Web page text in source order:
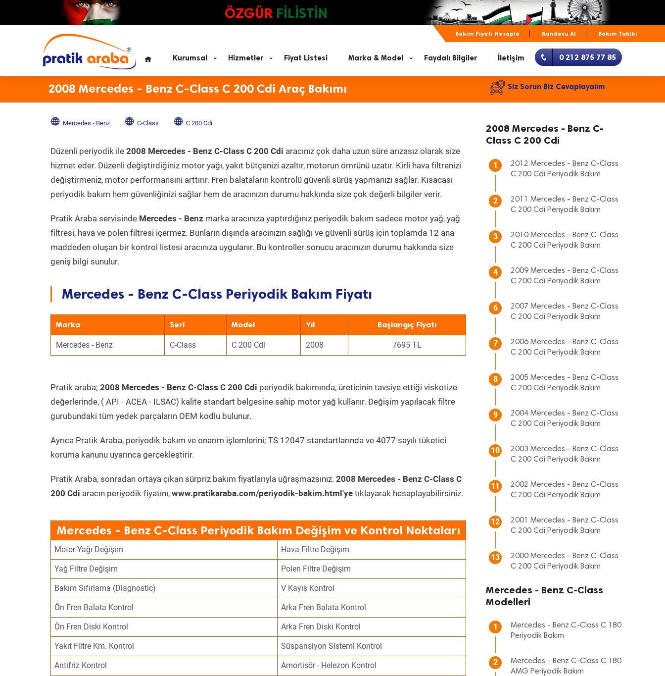
ÖZGÜR FİLİSTİN
Bakım Fiyatı Hesapla Randevu Al Bakım Takibi
Kurumsal Hizmetler Fiyat Listesi Marka & Model Faydalı Bilgiler İletişim 0 212 875 77 85
2008 Mercedes - Benz C-Class C 200 Cdi Araç Bakımı Siz Sorun Biz Cevaplayalım
Mercedes - Benz C-Class C 200 Cdi
Düzenli periyodik ile 2008 Mercedes - Benz C-Class C 200 Cdi aracınız çok daha uzun süre arızasız olarak size
hizmet eder. Düzenli değiştirdiğiniz motor yağı, yakıt bütçenizi azaltır, motorun ömrünü uzatır. Kirli hava filtrenizi
değiştirmeniz, motor performansını arttırır. Fren balataların kontrolü güvenli sürüş yapmanızı sağlar. Kısacası
periyodik bakım hem güvenliğinizi sağlar hem de aracınızın durumu hakkında size çok değerli bilgiler verir.
Pratik Araba servisinde Mercedes - Benz marka aracınıza yaptırdığınız periyodik bakım sadece motor yağ, yağ
filtresi, hava ve polen filtresi içermez. Bunların dışında aracınızın sağlığı ve güvenli sürüş için toplamda 12 ana
maddeden oluşan bir kontrol listesi aracınıza uygulanır. Bu kontroller sonucu aracınızın durumu hakkında size
geniş bilgi sunulur.
Mercedes - Benz C-Class Periyodik Bakım Fiyatı
Marka Seri Model Yıl Başlangıç Fiyatı
Mercedes - Benz C-Class C 200 Cdi 2008 7695 TL
Pratik araba; 2008 Mercedes - Benz C-Class C 200 Cdi periyodik bakımında, üreticinin tavsiye ettiği viskotize
değerlerinde, ( API - ACEA - ILSAC) kalite standart belgesine sahip motor yağ kullanır. Değişim yapılacak filtre
gurubundaki tüm yedek parçaların OEM kodlu bulunur.
Ayrıca Pratik Araba, periyodik bakım ve onarım işlemlerini; TS 12047 standartlarında ve 4077 sayılı tüketici
koruma kanunu uyarınca gerçekleştirir.
Pratik Araba, sonradan ortaya çıkan sürpriz bakım fiyatlarıyla uğraşmazsınız. 2008 Mercedes - Benz C-Class C
200 Cdi aracın periyodik fiyatını, www.pratikaraba.com/periyodik-bakim.html'ye tıklayarak hesaplayabilirsiniz.
Mercedes - Benz C-Class Periyodik Bakım Değişim ve Kontrol Noktaları
Motor Yağı Değişim Hava Filtre Değişim
Yağ Filtre Değişim Polen Filtre Değişim
Bakım Sıfırlama (Diagnostic) V Kayış Kontrol
Ön Fren Balata Kontrol Arka Fren Balata Kontrol
Ön Fren Diski Kontrol Arka Fren Diski Kontrol
Yakıt Filtre Km. Kontrol Süspansiyon Sistemi Kontrol
Antifriz Kontrol Amortisör - Helezon Kontrol
2008 Mercedes - Benz C-
Class C 200 Cdi
1
2012 Mercedes - Benz C-Class
C 200 Cdi Periyodik Bakım
2
2011 Mercedes - Benz C-Class
C 200 Cdi Periyodik Bakım
3
2010 Mercedes - Benz C-Class
C 200 Cdi Periyodik Bakım
4
2009 Mercedes - Benz C-Class
C 200 Cdi Periyodik Bakım
6
2007 Mercedes - Benz C-Class
C 200 Cdi Periyodik Bakım
7
2006 Mercedes - Benz C-Class
C 200 Cdi Periyodik Bakım
8
2005 Mercedes - Benz C-Class
C 200 Cdi Periyodik Bakım
9
2004 Mercedes - Benz C-Class
C 200 Cdi Periyodik Bakım
10
2003 Mercedes - Benz C-Class
C 200 Cdi Periyodik Bakım
11
2002 Mercedes - Benz C-Class
C 200 Cdi Periyodik Bakım
12
2001 Mercedes - Benz C-Class
C 200 Cdi Periyodik Bakım
13
2000 Mercedes - Benz C-Class
C 200 Cdi Periyodik Bakım
Mercedes - Benz C-Class
Modelleri
1
Mercedes - Benz C-Class C 180
Periyodik Bakım
2
Mercedes - Benz C-Class C 180
AMG Periyodik Bakım